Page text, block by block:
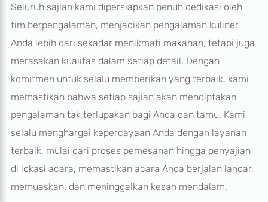
Seluruh sajian kami dipersiapkan penuh dedikasi oleh
tim berpengalaman, menjadikan pengalaman kuliner
Anda lebih dari sekadar menikmati makanan, tetapi juga
merasakan kualitas dalam setiap detail. Dengan
komitmen untuk selalu memberikan yang terbaik, kami
memastikan bahwa setiap sajian akan menciptakan
pengalaman tak terlupakan bagi Anda dan tamu. Kami
selalu menghargai kepercayaan Anda dengan layanan
terbaik, mulai dari proses pemesanan hingga penyajian
di lokasi acara, memastikan acara Anda berjalan lancar,
memuaskan, dan meninggalkan kesan mendalam.